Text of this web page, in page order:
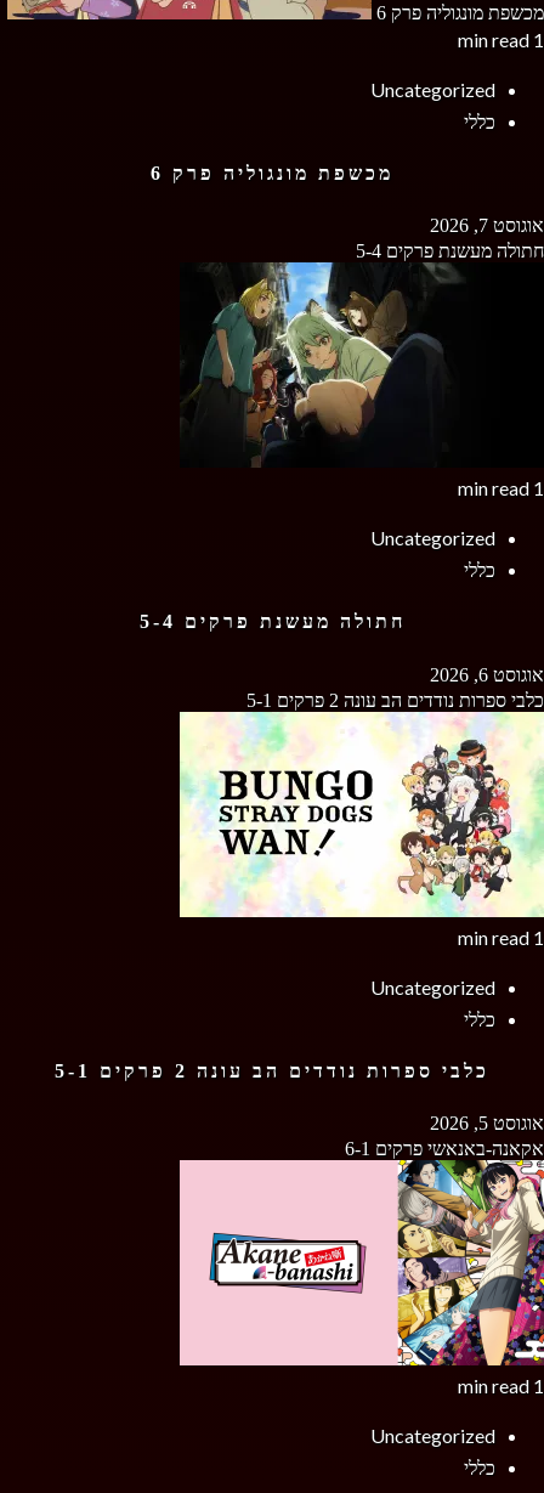
מכשפת מונגוליה פרק 6
1 min read
Uncategorized
כללי
מכשפת מונגוליה פרק 6
אוגוסט 7, 2026
חתולה מעשנת פרקים 5-4
1 min read
Uncategorized
כללי
חתולה מעשנת פרקים 5-4
אוגוסט 6, 2026
כלבי ספרות נודדים הב עונה 2 פרקים 5-1
1 min read
Uncategorized
כללי
כלבי ספרות נודדים הב עונה 2 פרקים 5-1
אוגוסט 5, 2026
אקאנה-באנאשי פרקים 6-1
1 min read
Uncategorized
כללי